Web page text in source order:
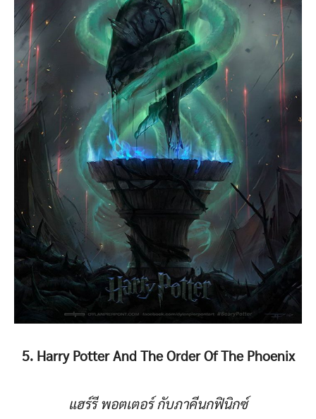
5. Harry Potter And The Order Of The Phoenix
แฮร์รี พอตเตอร์ กับภาคีนกฟินิกซ์